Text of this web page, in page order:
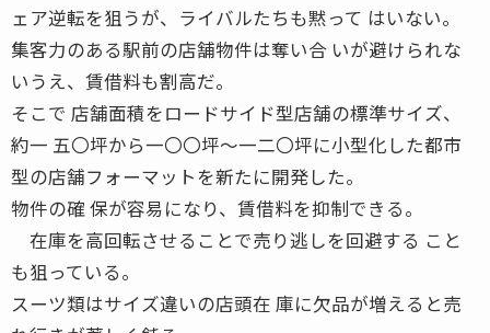
ェア逆転を狙うが、ライバルたちも黙って はいない。
集客力のある駅前の店舗物件は奪い合 いが避けられな
いうえ、賃借料も割高だ。
そこで 店舗面積をロードサイド型店舗の標準サイズ、
約一 五〇坪から一〇〇坪〜一二〇坪に小型化した都市
型の店舗フォーマットを新たに開発した。
物件の確 保が容易になり、賃借料を抑制できる。
在庫を高回転させることで売り逃しを回避する こと
も狙っている。
スーツ類はサイズ違いの店頭在 庫に欠品が増えると売